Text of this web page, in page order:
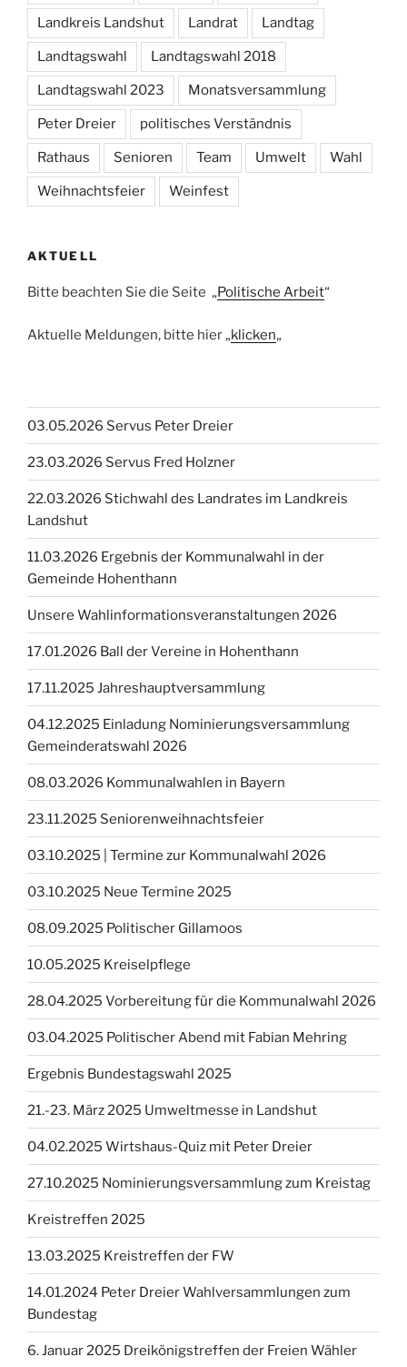
Landkreis Landshut Landrat Landtag
Landtagswahl Landtagswahl 2018
Landtagswahl 2023 Monatsversammlung
Peter Dreier politisches Verständnis
Rathaus Senioren Team Umwelt Wahl
Weihnachtsfeier Weinfest
AKTUELL
Bitte beachten Sie die Seite „Politische Arbeit“
Aktuelle Meldungen, bitte hier „klicken„
03.05.2026 Servus Peter Dreier
23.03.2026 Servus Fred Holzner
22.03.2026 Stichwahl des Landrates im Landkreis
Landshut
11.03.2026 Ergebnis der Kommunalwahl in der
Gemeinde Hohenthann
Unsere Wahlinformationsveranstaltungen 2026
17.01.2026 Ball der Vereine in Hohenthann
17.11.2025 Jahreshauptversammlung
04.12.2025 Einladung Nominierungsversammlung
Gemeinderatswahl 2026
08.03.2026 Kommunalwahlen in Bayern
23.11.2025 Seniorenweihnachtsfeier
03.10.2025 | Termine zur Kommunalwahl 2026
03.10.2025 Neue Termine 2025
08.09.2025 Politischer Gillamoos
10.05.2025 Kreiselpflege
28.04.2025 Vorbereitung für die Kommunalwahl 2026
03.04.2025 Politischer Abend mit Fabian Mehring
Ergebnis Bundestagswahl 2025
21.-23. März 2025 Umweltmesse in Landshut
04.02.2025 Wirtshaus-Quiz mit Peter Dreier
27.10.2025 Nominierungsversammlung zum Kreistag
Kreistreffen 2025
13.03.2025 Kreistreffen der FW
14.01.2024 Peter Dreier Wahlversammlungen zum
Bundestag
6. Januar 2025 Dreikönigstreffen der Freien Wähler